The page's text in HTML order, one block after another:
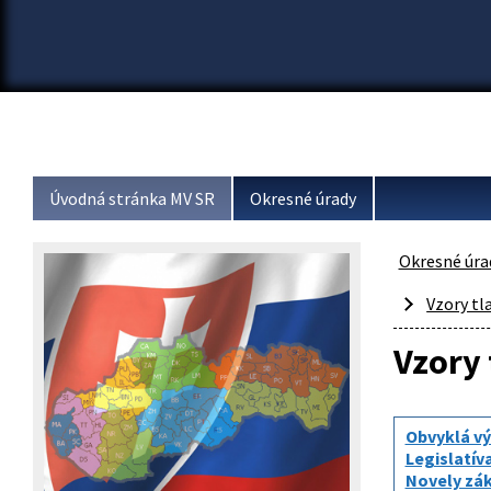
Úvodná stránka MV SR Okresné úrady
Okresné
Vzory
Obvyklá
Novely